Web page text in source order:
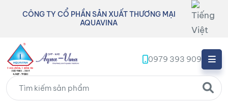
CÔNG TY CỔ PHẦN SẢN XUẤT THƯƠNG MẠI
AQUAVINA
0979 393 909